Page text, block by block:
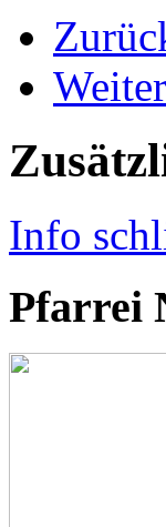
Weiter
Info
Pfarrei